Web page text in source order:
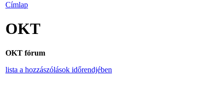
Címlap
OKT
OKT fórum
lista a hozzászólások időrendjében